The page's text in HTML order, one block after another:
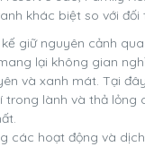
khác biệt so với đối
giữ nguyên cảnh
lại không gian
và xanh mát. Tại
trong lành và thả lỏng
các hoạt động và